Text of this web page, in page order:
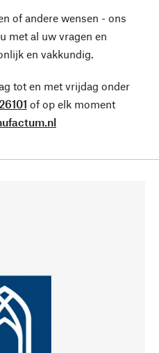
of andere wensen - ons
met al uw vragen en
en vakkundig.
tot en met vrijdag onder
of op elk moment